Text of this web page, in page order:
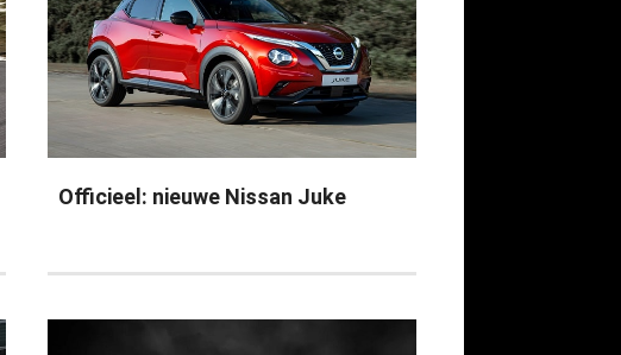
Officieel: nieuwe Nissan Juke